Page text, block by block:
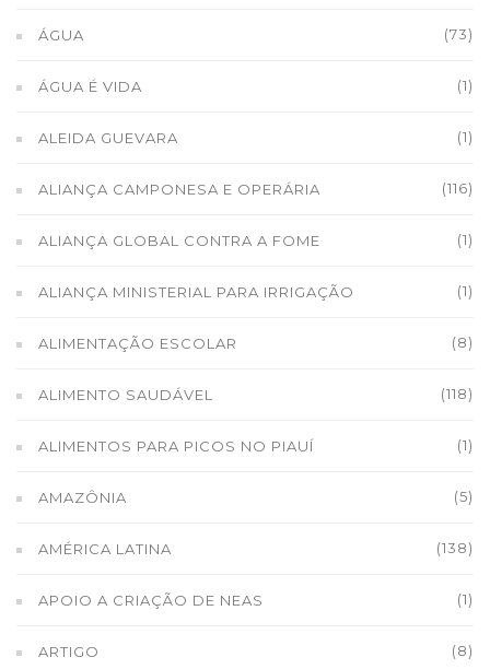
ÁGUA (73)
ÁGUA É VIDA (1)
ALEIDA GUEVARA (1)
ALIANÇA CAMPONESA E OPERÁRIA (116)
ALIANÇA GLOBAL CONTRA A FOME (1)
ALIANÇA MINISTERIAL PARA IRRIGAÇÃO (1)
ALIMENTAÇÃO ESCOLAR (8)
ALIMENTO SAUDÁVEL (118)
ALIMENTOS PARA PICOS NO PIAUÍ (1)
AMAZÔNIA (5)
AMÉRICA LATINA (138)
APOIO A CRIAÇÃO DE NEAS (1)
ARTIGO (8)